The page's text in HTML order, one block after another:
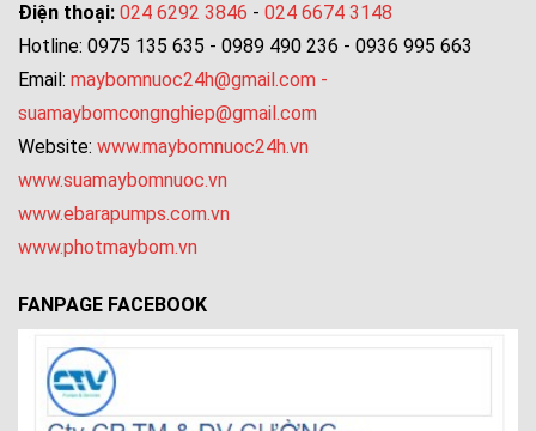
Điện thoại: 024 6292 3846 - 024 6674 3148
Hotline: 0975 135 635 - 0989 490 236 - 0936 995 663
Email: maybomnuoc24h@gmail.com -
suamaybomcongnghiep@gmail.com
Website: www.maybomnuoc24h.vn
www.suamaybomnuoc.vn
www.ebarapumps.com.vn
www.photmaybom.vn
FANPAGE FACEBOOK